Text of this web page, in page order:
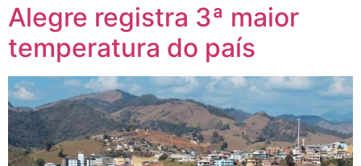
Alegre registra 3ª maior
temperatura do país